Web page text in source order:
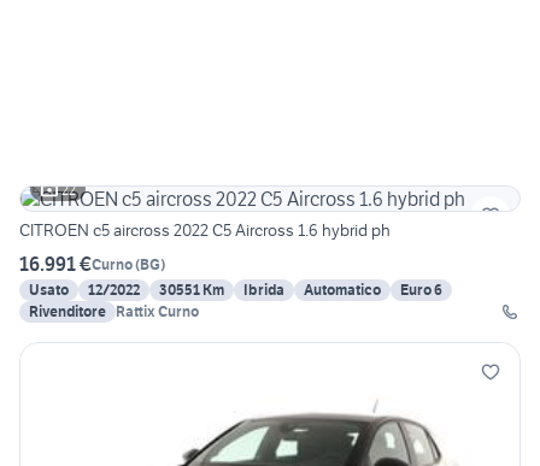
22
CITROEN c5 aircross 2022 C5 Aircross 1.6 hybrid ph
16.991 €Curno(BG)
Usato
12/2022 30551 Km Ibrida Automatico
Euro 6
Rivenditore Rattix Curno